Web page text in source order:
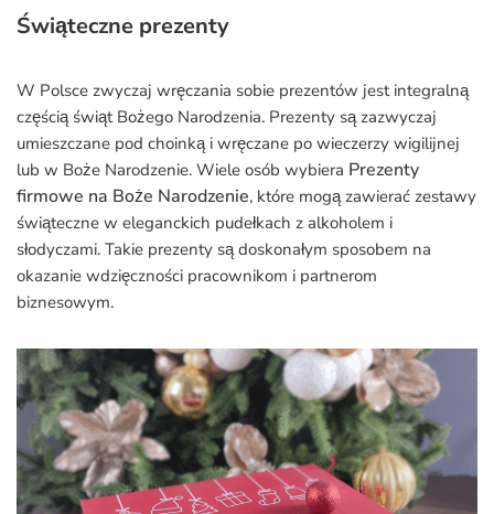
Świąteczne prezenty
W Polsce zwyczaj wręczania sobie prezentów jest integralną
częścią świąt Bożego Narodzenia. Prezenty są zazwyczaj
umieszczane pod choinką i wręczane po wieczerzy wigilijnej
lub w Boże Narodzenie. Wiele osób wybiera Prezenty
firmowe na Boże Narodzenie, które mogą zawierać zestawy
świąteczne w eleganckich pudełkach z alkoholem i
słodyczami. Takie prezenty są doskonałym sposobem na
okazanie wdzięczności pracownikom i partnerom
biznesowym.